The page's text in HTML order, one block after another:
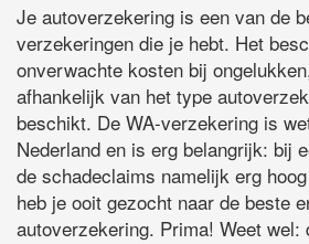
Je autoverzekering is een van de
verzekeringen die je hebt. Het
onverwachte kosten bij
afhankelijk van het type
beschikt. De WA-verzekering is
Nederland en is erg belangrijk: bij
de schadeclaims namelijk erg
heb je ooit gezocht naar de beste
autoverzekering. Prima! Weet wel: